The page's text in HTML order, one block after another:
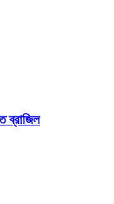
ব্রাজিল